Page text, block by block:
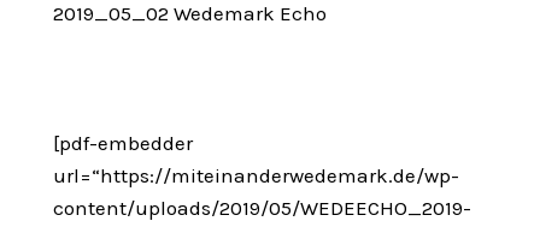
2019_05_02 Wedemark Echo
[pdf-embedder
url=“https://miteinanderwedemark.de/wp-
content/uploads/2019/05/WEDEECHO_2019-